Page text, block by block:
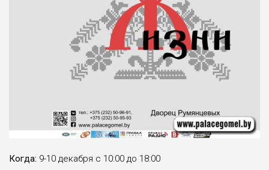
Когда: 9-10 декабря с 10:00 до 18:00